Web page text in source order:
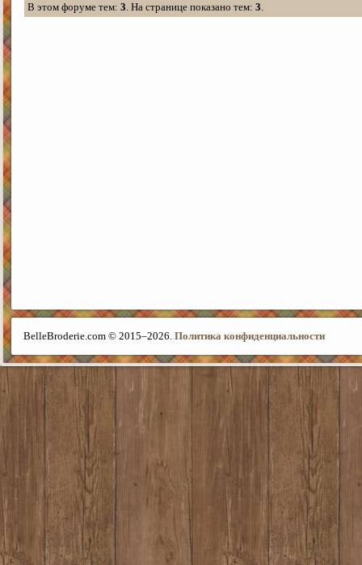
В этом форуме тем: 3. На странице показано тем: 3.
BelleBroderie.com © 2015–2026. Политика конфиденциальности